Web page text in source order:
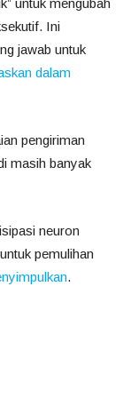
Ini
jawab untuk
dalam
pengiriman
masih banyak
neuron
pemulihan
.